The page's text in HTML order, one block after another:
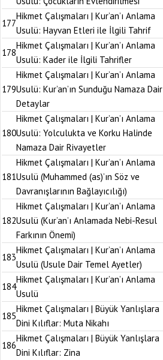
177
Hikmet Çalışmaları | Kur’an’ı Anlama
Usulü: Hayvan Etleri ile İlgili Tahrif
178
Hikmet Çalışmaları | Kur’an’ı Anlama
Usulü: Kader ile İlgili Tahrifler
179
Hikmet Çalışmaları | Kur’an’ı Anlama
Usulü: Kur’an’ın Sunduğu Namaza Dair
Detaylar
180
Hikmet Çalışmaları | Kur’an’ı Anlama
Usulü: Yolculukta ve Korku Halinde
Namaza Dair Rivayetler
181
Hikmet Çalışmaları | Kur’an’ı Anlama
Usulü (Muhammed (as)’ın Söz ve
Davranışlarının Bağlayıcılığı)
182
Hikmet Çalışmaları | Kur’an’ı Anlama
Usulü (Kur’an’ı Anlamada Nebi-Resul
Farkının Önemi)
183
Hikmet Çalışmaları | Kur’an’ı Anlama
Usulü (Usule Dair Temel Ayetler)
184
Hikmet Çalışmaları | Kur’an’ı Anlama
Usulü
185
Hikmet Çalışmaları | Büyük Yanlışlara
Dini Kılıflar: Muta Nikahı
186
Hikmet Çalışmaları | Büyük Yanlışlara
Dini Kılıflar: Zina